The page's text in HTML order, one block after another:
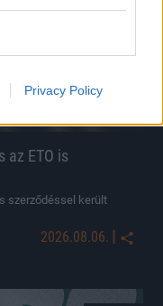
Privacy Policy
az ETO is
szerződéssel került
2026.08.06. |